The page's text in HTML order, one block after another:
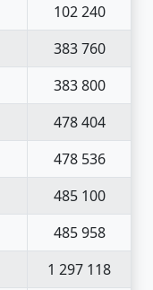
102 240
383 760
383 800
478 404
478 536
485 100
485 958
1 297 118